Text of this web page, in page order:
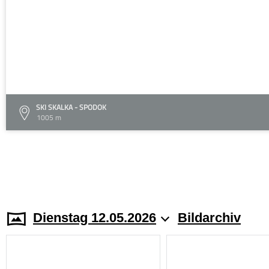
SKI SKALKA - SPODOK
1005 m
Dienstag 12.05.2026 Bildarchiv